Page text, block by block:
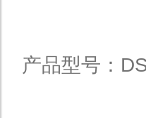
产品型号：